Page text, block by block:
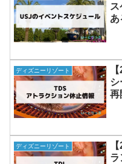
あ
ディズニーリゾート
シ
再
ディズニーリゾート
ラ